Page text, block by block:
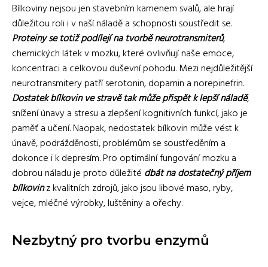
Bílkoviny nejsou jen stavebním kamenem svalů, ale hrají
důležitou roli i v naší náladě a schopnosti soustředit se.
Proteiny se totiž podílejí na tvorbě neurotransmiterů,
chemických látek v mozku, které ovlivňují naše emoce,
koncentraci a celkovou duševní pohodu. Mezi nejdůležitější
neurotransmitery patří serotonin, dopamin a norepinefrin.
Dostatek bílkovin ve stravě tak může přispět k lepší náladě,
snížení únavy a stresu a zlepšení kognitivních funkcí, jako je
paměť a učení. Naopak, nedostatek bílkovin může vést k
únavě, podrážděnosti, problémům se soustředěním a
dokonce i k depresím. Pro optimální fungování mozku a
dobrou náladu je proto důležité dbát na dostatečný příjem
bílkovinz kvalitních zdrojů, jako jsou libové maso, ryby,
vejce, mléčné výrobky, luštěniny a ořechy.
Nezbytný pro tvorbu enzymů